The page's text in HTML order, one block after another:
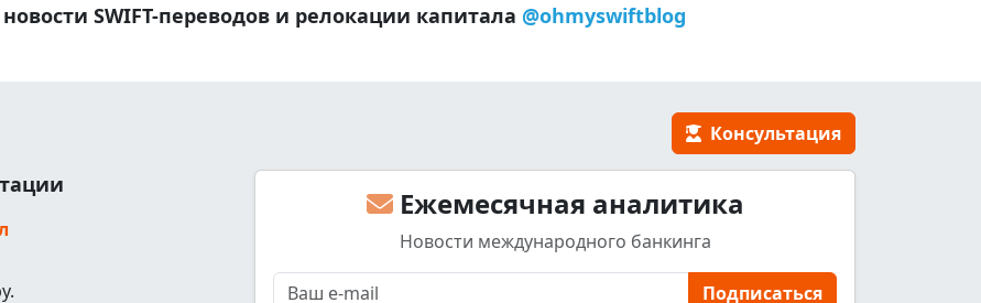
SWIFT-переводов и релокации капитала @ohmyswiftblog
Консультация
Ежемесячная аналитика
Новости международного банкинга
Подписаться